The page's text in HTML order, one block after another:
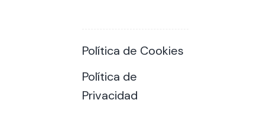
Política de Cookies
Política de
Privacidad